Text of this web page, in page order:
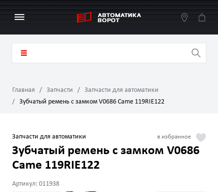
Главная Запчасти
Запчасти для автоматики
Зубчатый ремень с замком V0686 Came 119RIE122
Запчасти для автоматики
Зубчатый ремень с замком V0686
Came 119RIE122
Артикул: 011938